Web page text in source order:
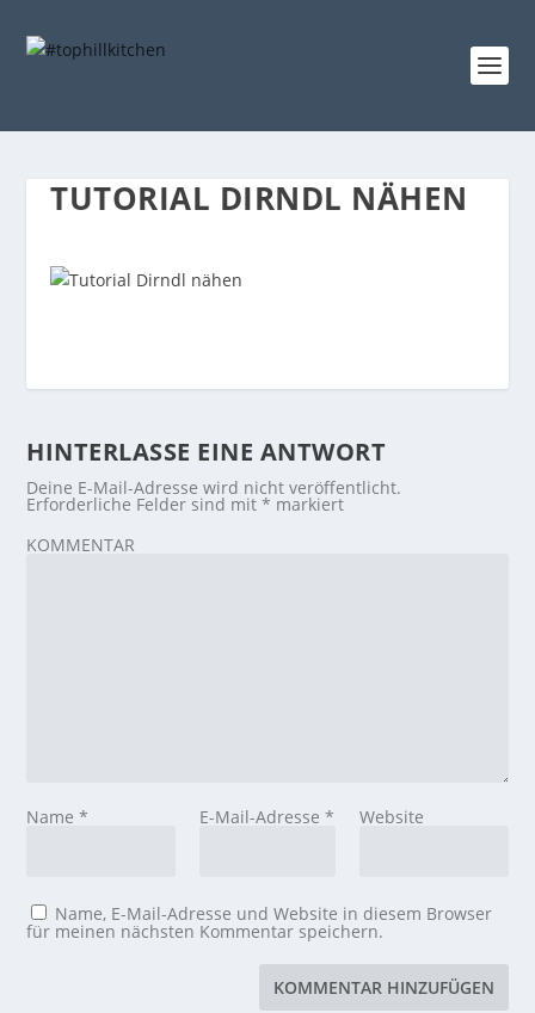
TUTORIAL DIRNDL NÄHEN
HINTERLASSE EINE ANTWORT
Deine E-Mail-Adresse wird nicht veröffentlicht.
Erforderliche Felder sind mit* markiert
KOMMENTAR
Name* E-Mail-Adresse * Website
Name, E-Mail-Adresse und Website in diesem Browser
für meinen nächsten Kommentar speichern.